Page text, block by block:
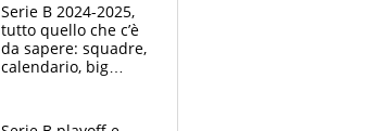
Serie B 2024-2025,
tutto quello che c’è
da sapere: squadre,
calendario, big